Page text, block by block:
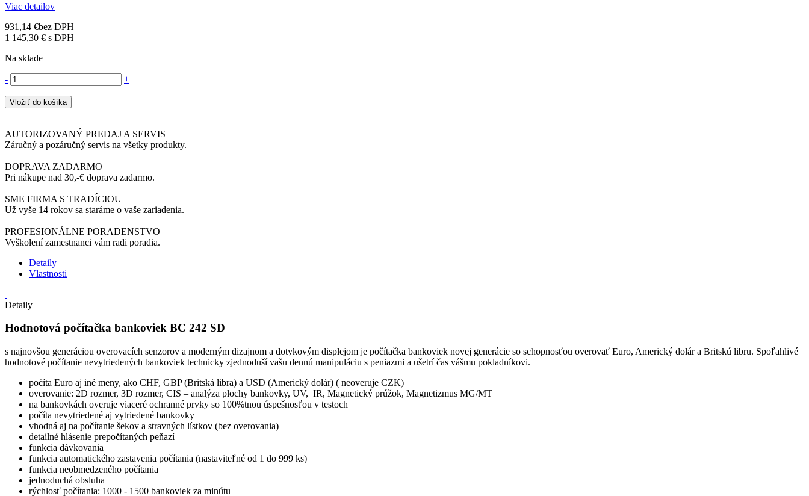
Viac detailov
931,14 €bez DPH
1 145,30 € s DPH
Na sklade
- +
Vložiť do košíka
AUTORIZOVANÝ PREDAJ A SERVIS
Záručný a pozáručný servis na všetky produkty.
DOPRAVA ZADARMO
Pri nákupe nad 30,-€ doprava zadarmo.
SME FIRMA S TRADÍCIOU
Už vyše 14 rokov sa staráme o vaše zariadenia.
PROFESIONÁLNE PORADENSTVO
Vyškolení zamestnanci vám radi poradia.
Detaily
Vlastnosti
Detaily
Hodnotová počítačka bankoviek BC 242 SD
s najnovšou generáciou overovacích senzorov a moderným dizajnom a dotykovým displejom je počítačka bankoviek novej generácie so schopnosťou overovať Euro, Americký dolár a Britskú libru. Spoľahlivé
hodnotové počítanie nevytriedených bankoviek technicky zjednoduší vašu dennú manipuláciu s peniazmi a ušetrí čas vášmu pokladníkovi.
počíta Euro aj iné meny, ako CHF, GBP (Britská libra) a USD (Americký dolár) ( neoveruje CZK)
overovanie: 2D rozmer, 3D rozmer, CIS – analýza plochy bankovky, UV, IR, Magnetický prúžok, Magnetizmus MG/MT
na bankovkách overuje viaceré ochranné prvky so 100%tnou úspešnosťou v testoch
počíta nevytriedené aj vytriedené bankovky
vhodná aj na počítanie šekov a stravných lístkov (bez overovania)
detailné hlásenie prepočítaných peňazí
funkcia dávkovania
funkcia automatického zastavenia počítania (nastaviteľné od 1 do 999 ks)
funkcia neobmedzeného počítania
jednoduchá obsluha
rýchlosť počítania: 1000 - 1500 bankoviek za minútu